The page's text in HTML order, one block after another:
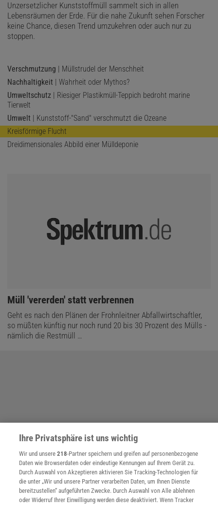
Unzersetzlicher Kunststoffmüll sammelt sich in allen
Lebensräumen der Erde. Für die nahe Zukunft sehen Forscher
keine Chance, diesen Trend umzukehren oder auch nur zu
stoppen.
Verschmutzung | Müllstrudel der Menschheit
Nachhaltigkeit | Wahrheit oder Mythos?
Umweltschutz | Riesiger Plastikmüll-Teppich bedroht marine
Tierwelt
Umwelt | Kunststoff-"Sand" verschmutzt die Ozeane
Kreisförmige Flucht
Dreidimensionales Abbild einer Mülldeponie
:
Müll 'vererden' statt verbrennen
Geht es nach den Plänen der Frohnleitner Abfallwirtschaftler,
so müßten künftig nur noch rund 20 bis 30 Prozent des Mülls -
nämlich die Restmüll …
Ihre Privatsphäre ist uns wichtig
Wir und unsere218-Partner speichern und greifen auf personenbezogene
Daten wie Browserdaten oder eindeutige Kennungen auf Ihrem Gerät zu.
Durch Auswahl von Akzeptieren aktivieren Sie Tracking-Technologien für
die unter „Wir und unsere Partner verarbeiten Daten, um Ihnen Dienste
bereitzustellen“ aufgeführten Zwecke. Durch Auswahl von Alle ablehnen
oder Widerruf Ihrer Einwilligung werden diese deaktiviert. Wenn Tracker